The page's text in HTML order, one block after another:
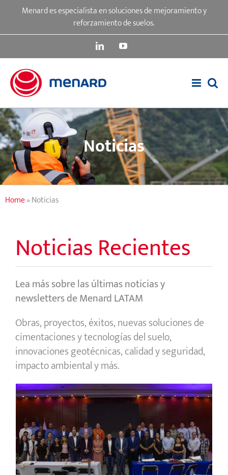
content
Menard es especialista en soluciones de mejoramiento y
reforzamiento de suelos.
LinkedInYouTube
Noticias
Home»Noticias
Noticias Recientes
Lea más sobre las últimas noticias y
newsletters de Menard LATAM
Obras, proyectos, éxitos, nuevas soluciones de
cimentaciones y tecnologías del suelo,
innovaciones geotécnicas, calidad y seguridad,
impacto ambiental y más.
Segundo Simposio de Menard México
en Guadalajara